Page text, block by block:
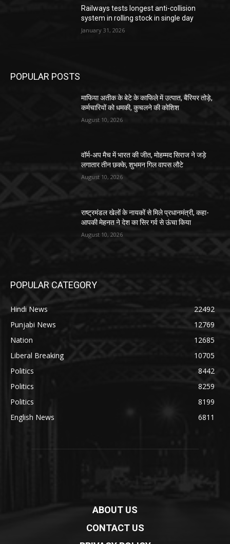
Railways tests longest anti-collision
system in rolling stock in single day
January 31, 2026
POPULAR POSTS
माफिया अतीक के बेटे के काफिले में उत्पात, बैरियर तोड़े,
कर्मचारियों को धमकी, कुचलने की कोशिश
August 10, 2026
वॉर्म-अप मैच में भारत की जीत, मोहम्मद सिराज ने जड़े
लगातार तीन छक्के, शुभमन गिल वापस लौटे
August 10, 2026
राष्ट्रमंडल खेलों के नायकों से मिले प्रधानमंत्री, कहा-
आपकी मेहनत ने देश का सिर गर्व से ऊंचा किया
August 10, 2026
POPULAR CATEGORY
Hindi News
22492
Punjabi News
12769
Nation
12685
Liberal Breaking
10705
Politics
8442
Politics
8259
Politics
8199
English News
6811
ABOUT US
CONTACT US